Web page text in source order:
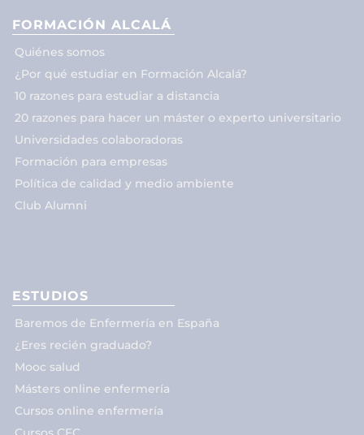
FORMACIÓN ALCALÁ
Quiénes somos
¿Por qué estudiar en Formación Alcalá?
10 razones para estudiar a distancia
20 razones para hacer un máster o experto universitario
Universidades colaboradoras
Formación para empresas
Política de calidad y medio ambiente
Club Alumni
ESTUDIOS
Baremos de Enfermería en España
¿Eres recién graduado?
Mooc salud
Másters online enfermería
Cursos online enfermería